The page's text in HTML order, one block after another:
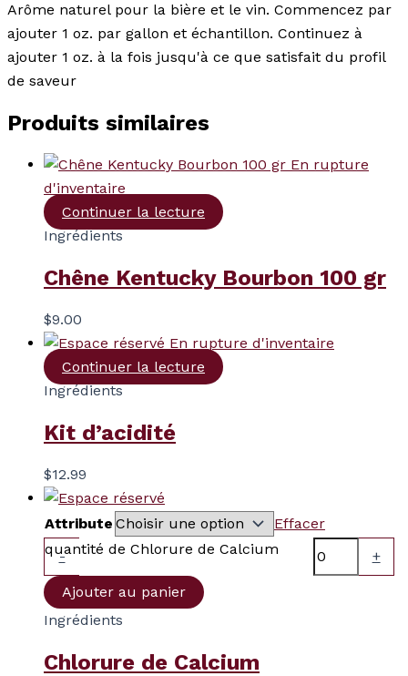
Arôme naturel pour la bière et le vin. Commencez par
ajouter 1 oz. par gallon et échantillon. Continuez à
ajouter 1 oz. à la fois jusqu'à ce que satisfait du profil
de saveur
Produits similaires
En rupture
d'inventaire
Continuer la lecture
Ingrédients
Chêne Kentucky Bourbon 100 gr
$9.00
En rupture d'inventaire
Continuer la lecture
Ingrédients
Kit d’acidité
$12.99
Attribute
Effacer
-
quantité de Chlorure de Calcium +
Ajouter au panier
Ingrédients
Chlorure de Calcium